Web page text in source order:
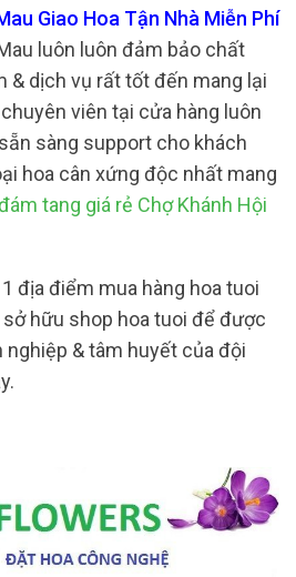
Giao Hoa Tận Nhà Miễn Phí
luôn luôn đảm bảo chất
& dịch vụ rất tốt đến mang lại
viên tại cửa hàng luôn
sàng support cho khách
hoa cân xứng độc nhất mang
tang giá rẻ Chợ Khánh Hội
địa điểm mua hàng hoa tuoi
sở hữu shop hoa tuoi để được
& tâm huyết của đội